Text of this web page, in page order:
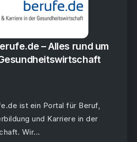
– Alles rund um
ist ein Portal für Beruf,
und Karriere in der
Wir...